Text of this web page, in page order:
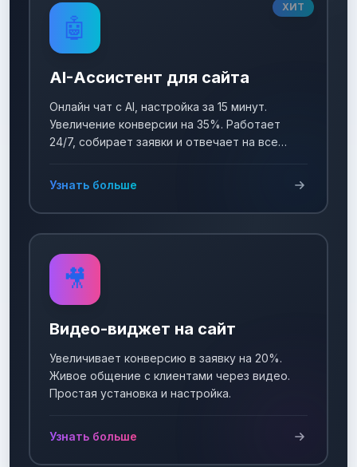
ХИТ
🤖
AI-Ассистент для сайта
Онлайн чат с AI, настройка за 15 минут.
Увеличение конверсии на 35%. Работает
24/7, собирает заявки и отвечает на все
Узнать больше
🎥
Видео-виджет на сайт
Увеличивает конверсию в заявку на 20%.
Живое общение с клиентами через видео.
Простая установка и настройка.
Узнать больше